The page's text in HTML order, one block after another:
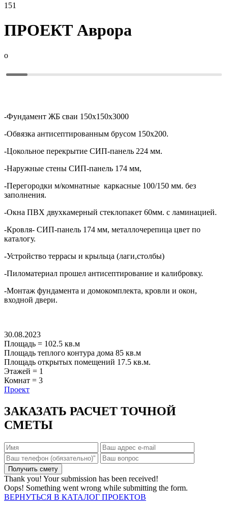
151
ПРОЕКТ Аврора
o
-Фундамент ЖБ сваи 150х150х3000
-Обвязка антисептированным брусом 150х200.
-Цокольное перекрытие СИП-панель 224 мм.
-Наружные стены СИП-панель 174 мм,
-Перегородки м/комнатные каркасные 100/150 мм. без
заполнения.
-Окна ПВХ двухкамерный стеклопакет 60мм. с ламинацией.
-Кровля- СИП-панель 174 мм, металлочерепица цвет по
каталогу.
-Устройство террасы и крыльца (лаги,столбы)
-Пиломатериал прошел антисептирование и калибровку.
-Монтаж фундамента и домокомплекта, кровли и окон,
входной двери.
30.08.2023
Площадь = 102.5 кв.м
Площадь теплого контура дома 85 кв.м
Площадь открытых помещений 17.5 кв.м.
Этажей = 1
Комнат = 3
Проект
ЗАКАЗАТЬ РАСЧЕТ ТОЧНОЙ
СМЕТЫ
Thank you! Your submission has been received!
Oops! Something went wrong while submitting the form.
ВЕРНУТЬСЯ В КАТАЛОГ ПРОЕКТОВ